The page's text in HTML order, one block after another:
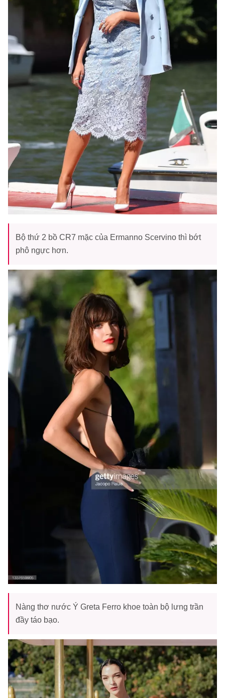
Bộ thứ 2 bồ CR7 mặc của Ermanno Scervino thì bớt
phô ngực hơn.
Nàng thơ nước Ý Greta Ferro khoe toàn bộ lưng trần
đầy táo bạo.